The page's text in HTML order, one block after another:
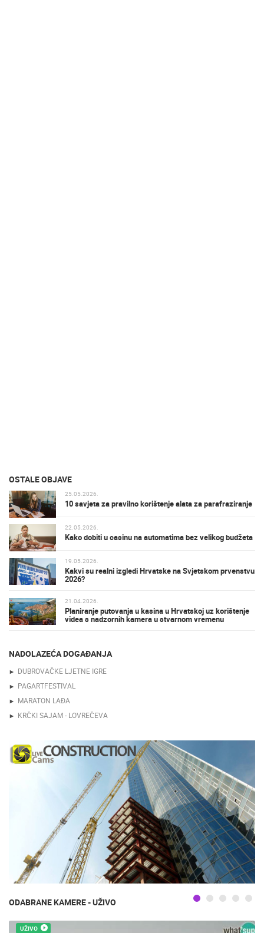
OSTALE OBJAVE
25.05.2026.
10 savjeta za pravilno korištenje alata za parafraziranje
22.05.2026.
Kako dobiti u casinu na automatima bez velikog budžeta
19.05.2026.
Kakvi su realni izgledi Hrvatske na Svjetskom prvenstvu
2026?
21.04.2026.
Planiranje putovanja u kasina u Hrvatskoj uz korištenje
videa s nadzornih kamera u stvarnom vremenu
NADOLAZEĆA DOGAĐANJA
DUBROVAČKE LJETNE IGRE
PAGARTFESTIVAL
MARATON LAĐA
KRČKI SAJAM - LOVREČEVA
ODABRANE KAMERE - UŽIVO
UŽIVO